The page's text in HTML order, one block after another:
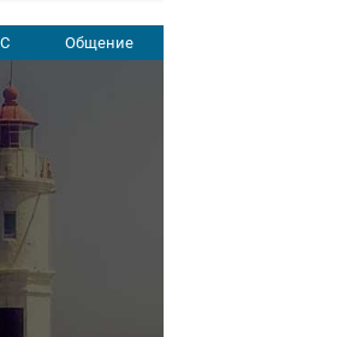
Общение